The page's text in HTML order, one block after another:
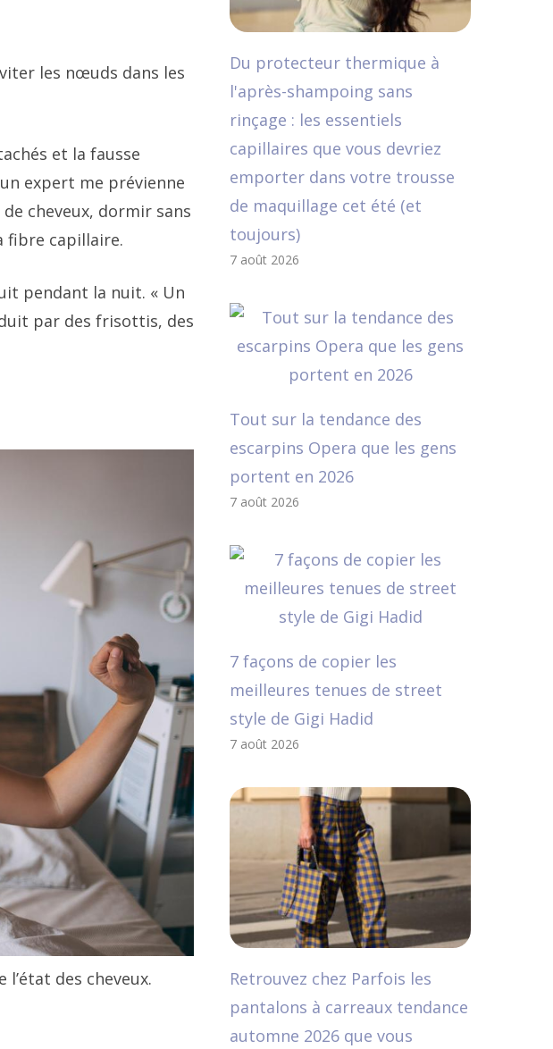
les nœuds dans les
et la fausse
expert me prévienne
cheveux, dormir sans
fibre capillaire.
pendant la nuit. « Un
par des frisottis, des
des cheveux.
Du protecteur thermique à
l'après-shampoing sans
rinçage : les essentiels
capillaires que vous devriez
emporter dans votre trousse
de maquillage cet été (et
toujours)
7 août 2026
Tout sur la tendance des
escarpins Opera que les gens
portent en 2026
7 août 2026
7 façons de copier les
meilleures tenues de street
style de Gigi Hadid
7 août 2026
Retrouvez chez Parfois les
pantalons à carreaux tendance
automne 2026 que vous